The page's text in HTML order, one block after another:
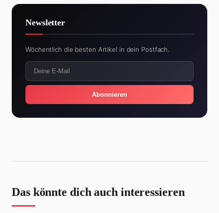
Newsletter
Wöchentlich die besten Artikel in dein Postfach.
Abonnieren
Das könnte dich auch interessieren